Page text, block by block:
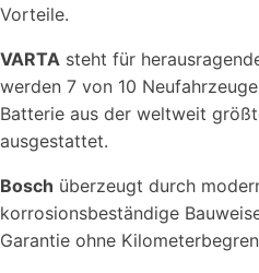
Vorteile.
VARTA steht für
werden 7 von 10
Batterie aus der weltweit
ausgestattet.
Bosch überzeugt durch
korrosionsbeständige
Garantie ohne